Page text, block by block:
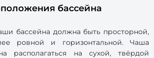
бассейна
бассейна должна быть просторной,
ровной и горизонтальной. Чаша
располагаться на сухой, твёрдой